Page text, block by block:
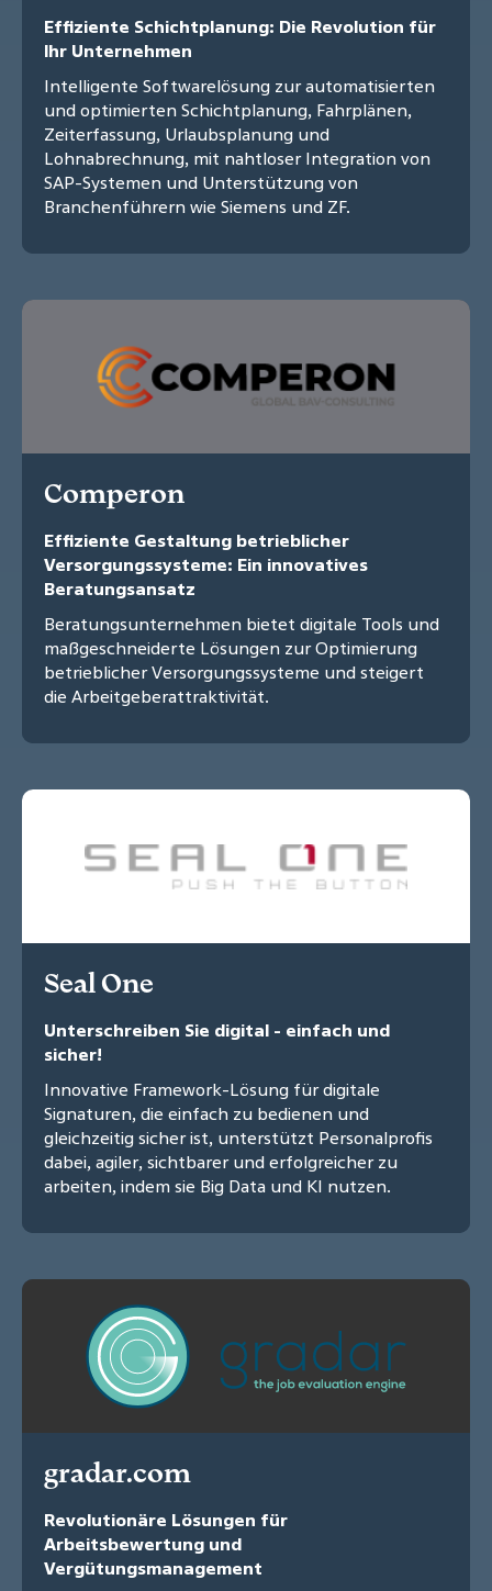
Effiziente Schichtplanung: Die Revolution für
Ihr Unternehmen
Intelligente Softwarelösung zur automatisierten
und optimierten Schichtplanung, Fahrplänen,
Zeiterfassung, Urlaubsplanung und
Lohnabrechnung, mit nahtloser Integration von
SAP-Systemen und Unterstützung von
Branchenführern wie Siemens und ZF.
Comperon
Effiziente Gestaltung betrieblicher
Versorgungssysteme: Ein innovatives
Beratungsansatz
Beratungsunternehmen bietet digitale Tools und
maßgeschneiderte Lösungen zur Optimierung
betrieblicher Versorgungssysteme und steigert
die Arbeitgeberattraktivität.
Seal One
Unterschreiben Sie digital - einfach und
sicher!
Innovative Framework-Lösung für digitale
Signaturen, die einfach zu bedienen und
gleichzeitig sicher ist, unterstützt Personalprofis
dabei, agiler, sichtbarer und erfolgreicher zu
arbeiten, indem sie Big Data und KI nutzen.
gradar.com
Revolutionäre Lösungen für
Arbeitsbewertung und
Vergütungsmanagement